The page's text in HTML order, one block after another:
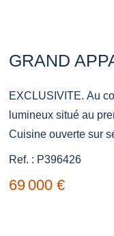
EXCLUSIVITE. Au
lumineux situé au
Cuisine ouverte sur
DPE D. 47.93 €/ mois. 6 lots. Réf. : P396426. Contact Katia
Ref. : P396426
69 000 €